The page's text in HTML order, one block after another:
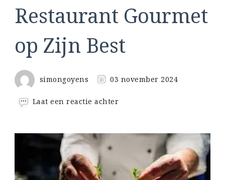
Restaurant Gourmet
op Zijn Best
simongoyens 03 november 2024
Laat een reactie achter
Beleving:
Restaurant
Gourmet